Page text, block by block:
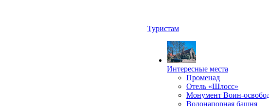
Туристам
Интересные места
Променад
Отель «Шлосс»
Монумент Воин-
Водонапорная башня